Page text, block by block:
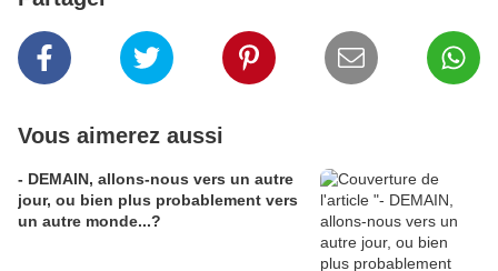
Vous aimerez aussi
- DEMAIN, allons-nous vers un autre
jour, ou bien plus probablement vers
un autre monde...?